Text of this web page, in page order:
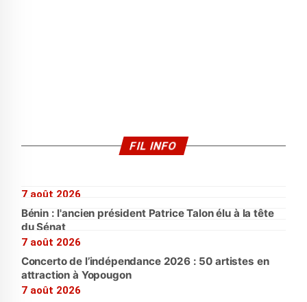
FIL INFO
7 août 2026
Bénin : l'ancien président Patrice Talon élu à la tête
du Sénat
7 août 2026
Concerto de l’indépendance 2026 : 50 artistes en
attraction à Yopougon
7 août 2026